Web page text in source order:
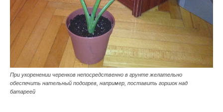
При укоренении черенков непосредственно в грунте желательно
обеспечить нательный подогрев, например, поставить горшок над
батареей